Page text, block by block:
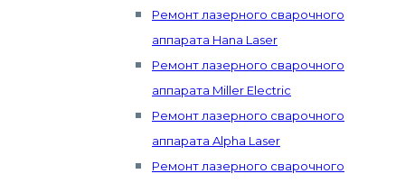
Ремонт лазерного сварочного
аппарата Hana Laser
Ремонт лазерного сварочного
аппарата Miller Electric
Ремонт лазерного сварочного
аппарата Alpha Laser
Ремонт лазерного сварочного